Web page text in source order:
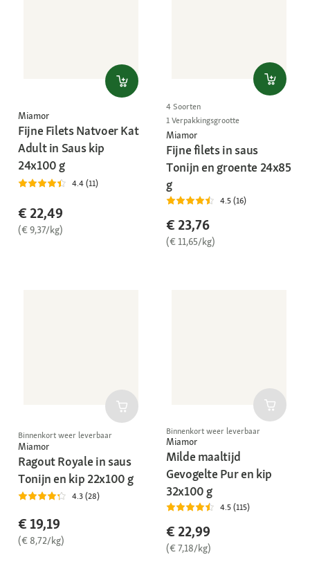
Miamor
Fijne Filets Natvoer Kat
Adult in Saus kip
24x100 g
4.4 (11)
€ 22,49
(€ 9,37/kg)
4 Soorten
1 Verpakkingsgrootte
Miamor
Fijne filets in saus
Tonijn en groente 24x85
g
4.5 (16)
€ 23,76
(€ 11,65/kg)
Binnenkort weer leverbaar
Miamor
Ragout Royale in saus
Tonijn en kip 22x100 g
4.3 (28)
€ 19,19
(€ 8,72/kg)
Binnenkort weer leverbaar
Miamor
Milde maaltijd
Gevogelte Pur en kip
32x100 g
4.5 (115)
€ 22,99
(€ 7,18/kg)